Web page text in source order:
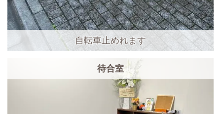
自転車止めれます
待合室